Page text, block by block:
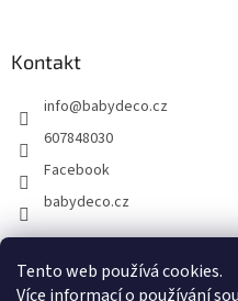
Tento web používá cookies.
Více informací o používání
Kontakt
info@babydeco.cz
607848030
Facebook
babydeco.cz